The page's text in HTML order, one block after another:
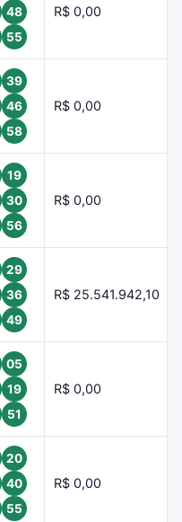
48
55
R$ 0,00
39
46
58
R$ 0,00
19
30
56
R$ 0,00
29
36
49
R$ 25.541.942,10
05
19
51
R$ 0,00
20
40
55
R$ 0,00